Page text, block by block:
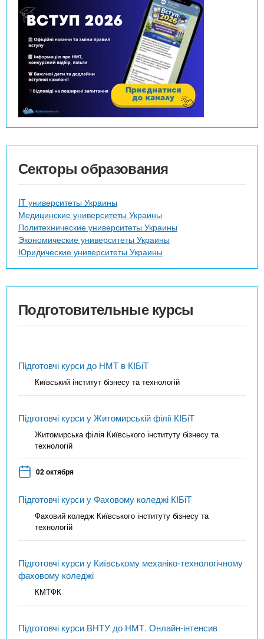
Секторы образования
IT университеты Украины
Медицинские университеты Украины
Политехнические университеты Украины
Экономические университеты Украины
Юридические университеты Украины
Подготовительные курсы
Підготовчі курси до НМТ в КІБіТ
Київський інститут бізнесу та технологій
Підготовчі курси у Житомирській філії КІБіТ
Житомирська філія Київського інституту бізнесу та
технологій
02 октября
Підготовчі курси у Фаховому коледжі КІБіТ
Фаховий коледж Київського інституту бізнесу та
технологій
Підготовчі курси у Київському механіко-технологічному
фаховому коледжі
КМТФК
Підготовчі курси ВНТУ до НМТ. Онлайн-інтенсив